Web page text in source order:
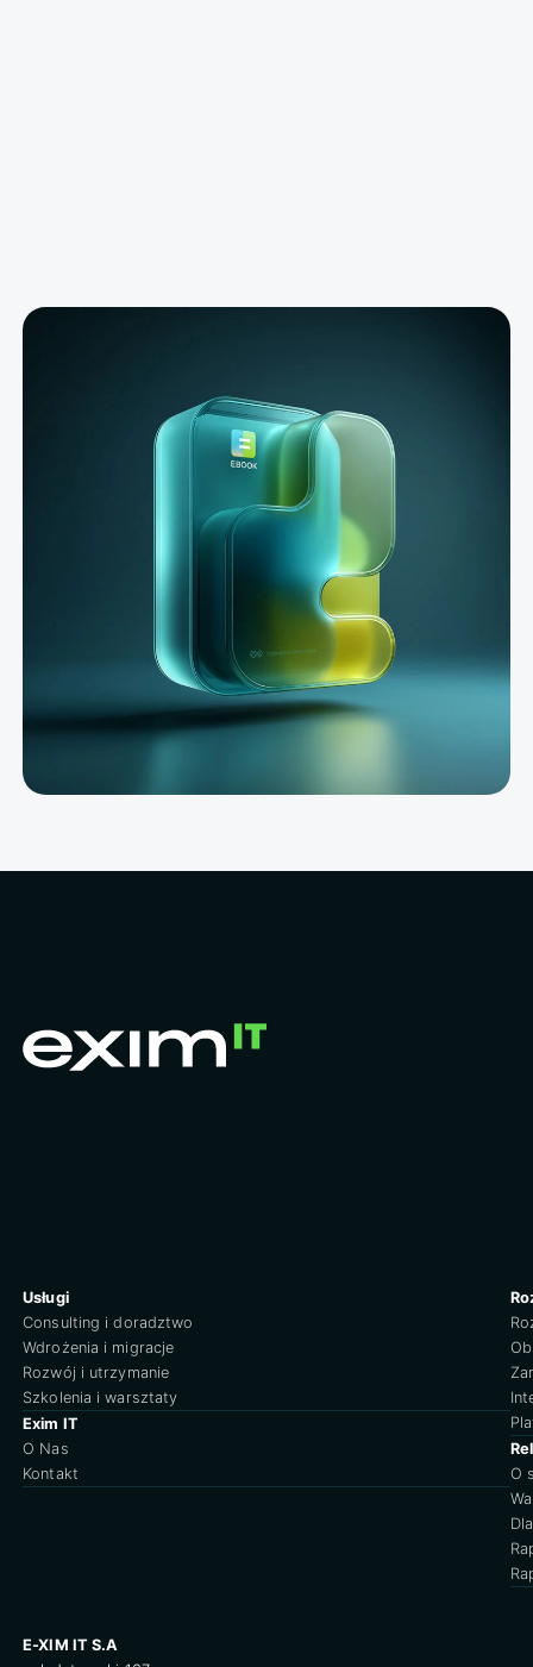
E-XIM IT S.A
Usługi
Consulting i doradztwo
Wdrożenia i migracje
Rozwój i utrzymanie
Szkolenia i warsztaty
Exim IT
O Nas
Kontakt
O